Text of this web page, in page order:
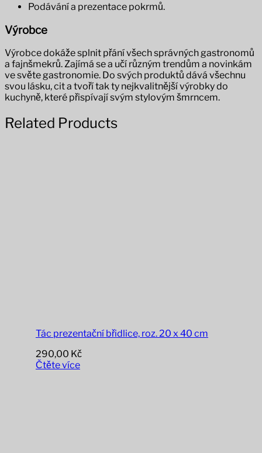
Podávání a prezentace pokrmů.
Výrobce
Výrobce dokáže splnit přání všech správných gastronomů
a fajnšmekrů. Zajímá se a učí různým trendům a novinkám
ve světe gastronomie. Do svých produktů dává všechnu
svou lásku, cit a tvoří tak ty nejkvalitnější výrobky do
kuchyně, které přispívají svým stylovým šmrncem.
Related Products
Tác prezentační břidlice, roz. 20 x 40 cm
290,00 Kč
Čtěte více